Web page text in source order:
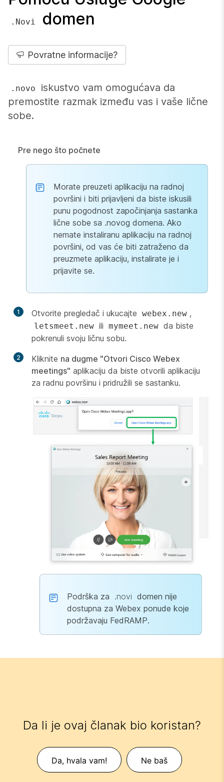
.Novi domen
Povratne informacije?
.novo
iskustvo vam omogućava da
premostite razmak između vas i vaše lične
sobe.
Pre nego što počnete
Morate preuzeti aplikaciju na radnoj
površini i biti prijavljeni da biste iskusili
punu pogodnost započinjanja sastanka
lične sobe sa .novog domena. Ako
nemate instaliranu aplikaciju na radnoj
površini, od vas će biti zatraženo da
preuzmete aplikaciju, instalirate je i
prijavite se.
1 Otvorite pregledač i ukucajte webex.new ,
letsmeet.new ili mymeet.new da biste
pokrenuli svoju ličnu sobu.
2 Kliknite na dugme "Otvori Cisco Webex
meetings" aplikaciju da biste otvorili aplikaciju
za radnu površinu i pridružili se sastanku.
Podrška za .novi domen nije
dostupna za Webex ponude koje
podržavaju FedRAMP.
Da li je ovaj članak bio koristan?
Da, hvala vam! Ne baš